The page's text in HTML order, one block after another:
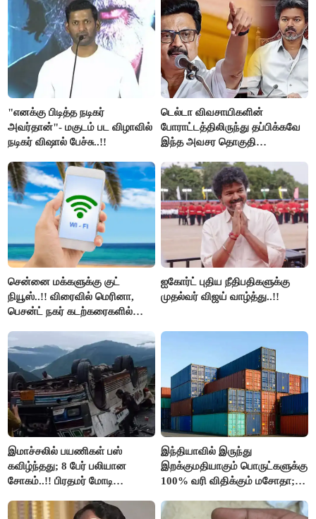
"எனக்கு பிடித்த நடிகர்
அவர்தான்"- மகுடம் பட விழாவில்
நடிகர் விஷால் பேச்சு..!!
டெல்டா விவசாயிகளின்
போராட்டத்திலிருந்து தப்பிக்கவே
இந்த அவசர தொகுதி
அரங்கேற்றுகிறார் முதலமைச்சர் -
திமுக ஐடி விங்..!!
சென்னை மக்களுக்கு குட்
நியூஸ்..!! விரைவில் மெரினா,
பெசன்ட் நகர் கடற்கரைகளில்
ஐகோர்ட் புதிய நீதிபதிகளுக்கு
முதல்வர் விஜய் வாழ்த்து..!!
இமாச்சலில் பயணிகள் பஸ்
கவிழ்ந்தது; 8 பேர் பலியான
சோகம்..!! பிரதமர் மோடி
இந்தியாவில் இருந்து
இறக்குமதியாகும் பொருட்களுக்கு
100% வரி விதிக்கும் மசோதா;